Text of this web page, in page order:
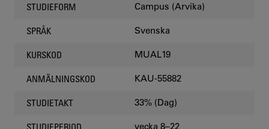
STUDIEFORM Campus (Arvika)
SPRÅK Svenska
KURSKOD MUAL19
ANMÄLNINGSKOD KAU-55882
STUDIETAKT 33% (Dag)
STUDIEPERIOD vecka 8–22